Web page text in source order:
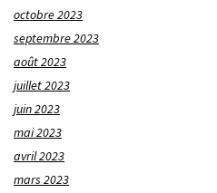
octobre 2023
septembre 2023
août 2023
juillet 2023
juin 2023
mai 2023
avril 2023
mars 2023